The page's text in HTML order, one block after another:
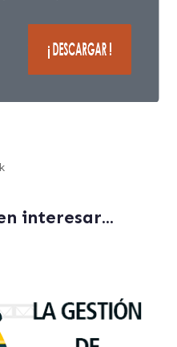
interesar...